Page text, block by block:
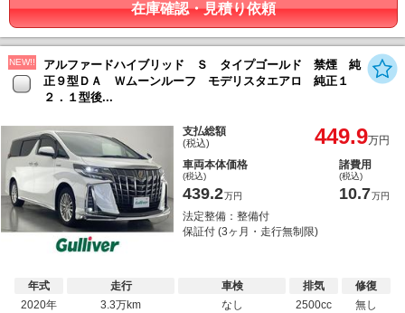
在庫確認・見積り依頼
NEW!!
アルファードハイブリッド Ｓ タイプゴールド 禁煙 純
正９型ＤＡ Ｗムーンルーフ モデリスタエアロ 純正１
２．１型後...
支払総額
(税込) 449.9万円
車両本体価格
(税込)
439.2万円
諸費用
(税込)
10.7万円
法定整備：整備付
保証付 (3ヶ月・走行無制限)
年式
2020年
走行
3.3万km
車検
なし
排気
2500cc
修復
無し